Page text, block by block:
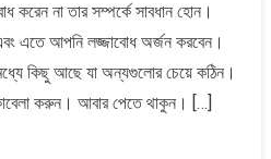
করা
লোক
সাবধান
:
না তার সম্পর্কে সাবধান হোন।
এতে আপনি লজ্জাবোধ অর্জন করবেন।
কিছু আছে যা অন্যগুলোর চেয়ে কঠিন।
করুন। আবার পেতে থাকুন। […]